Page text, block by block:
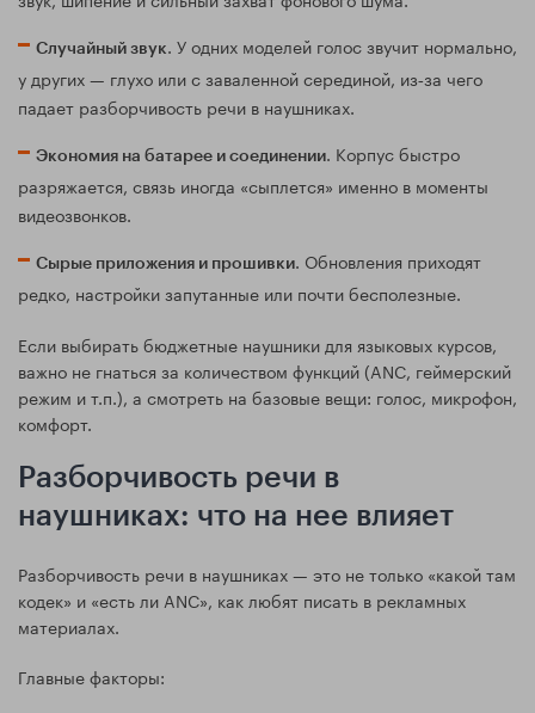
Случайный звук. У одних моделей голос звучит нормально,
у других — глухо или с заваленной серединой, из‑за чего
падает разборчивость речи в наушниках.
Экономия на батарее и соединении. Корпус быстро
разряжается, связь иногда «сыплется» именно в моменты
видеозвонков.
Сырые приложения и прошивки. Обновления приходят
редко, настройки запутанные или почти бесполезные.
Если выбирать бюджетные наушники для языковых курсов,
важно не гнаться за количеством функций (ANC, геймерский
режим и т.п.), а смотреть на базовые вещи: голос, микрофон,
комфорт.
Разборчивость речи в
наушниках: что на нее влияет
Разборчивость речи в наушниках — это не только «какой там
кодек» и «есть ли ANC», как любят писать в рекламных
материалах.
Главные факторы: